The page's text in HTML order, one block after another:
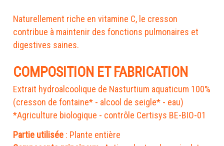
Naturellement riche en vitamine C, le cresson
contribue à maintenir des fonctions pulmonaires et
digestives saines.
COMPOSITION ET FABRICATION
Extrait hydroalcoolique de Nasturtium aquaticum 100%
(cresson de fontaine* - alcool de seigle* - eau)
*Agriculture biologique - contrôle Certisys BE-BIO-01
Partie utilisée